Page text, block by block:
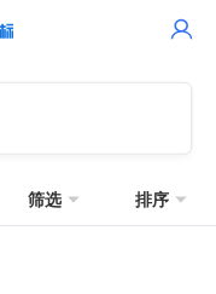
筛选 排序